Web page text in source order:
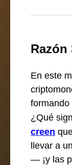
Razón
En este
formando
¿Qué
creen
llevar a
— ¡y las